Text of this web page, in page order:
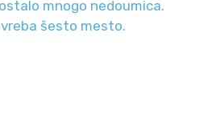
mnogo nedoumica.
šesto mesto.